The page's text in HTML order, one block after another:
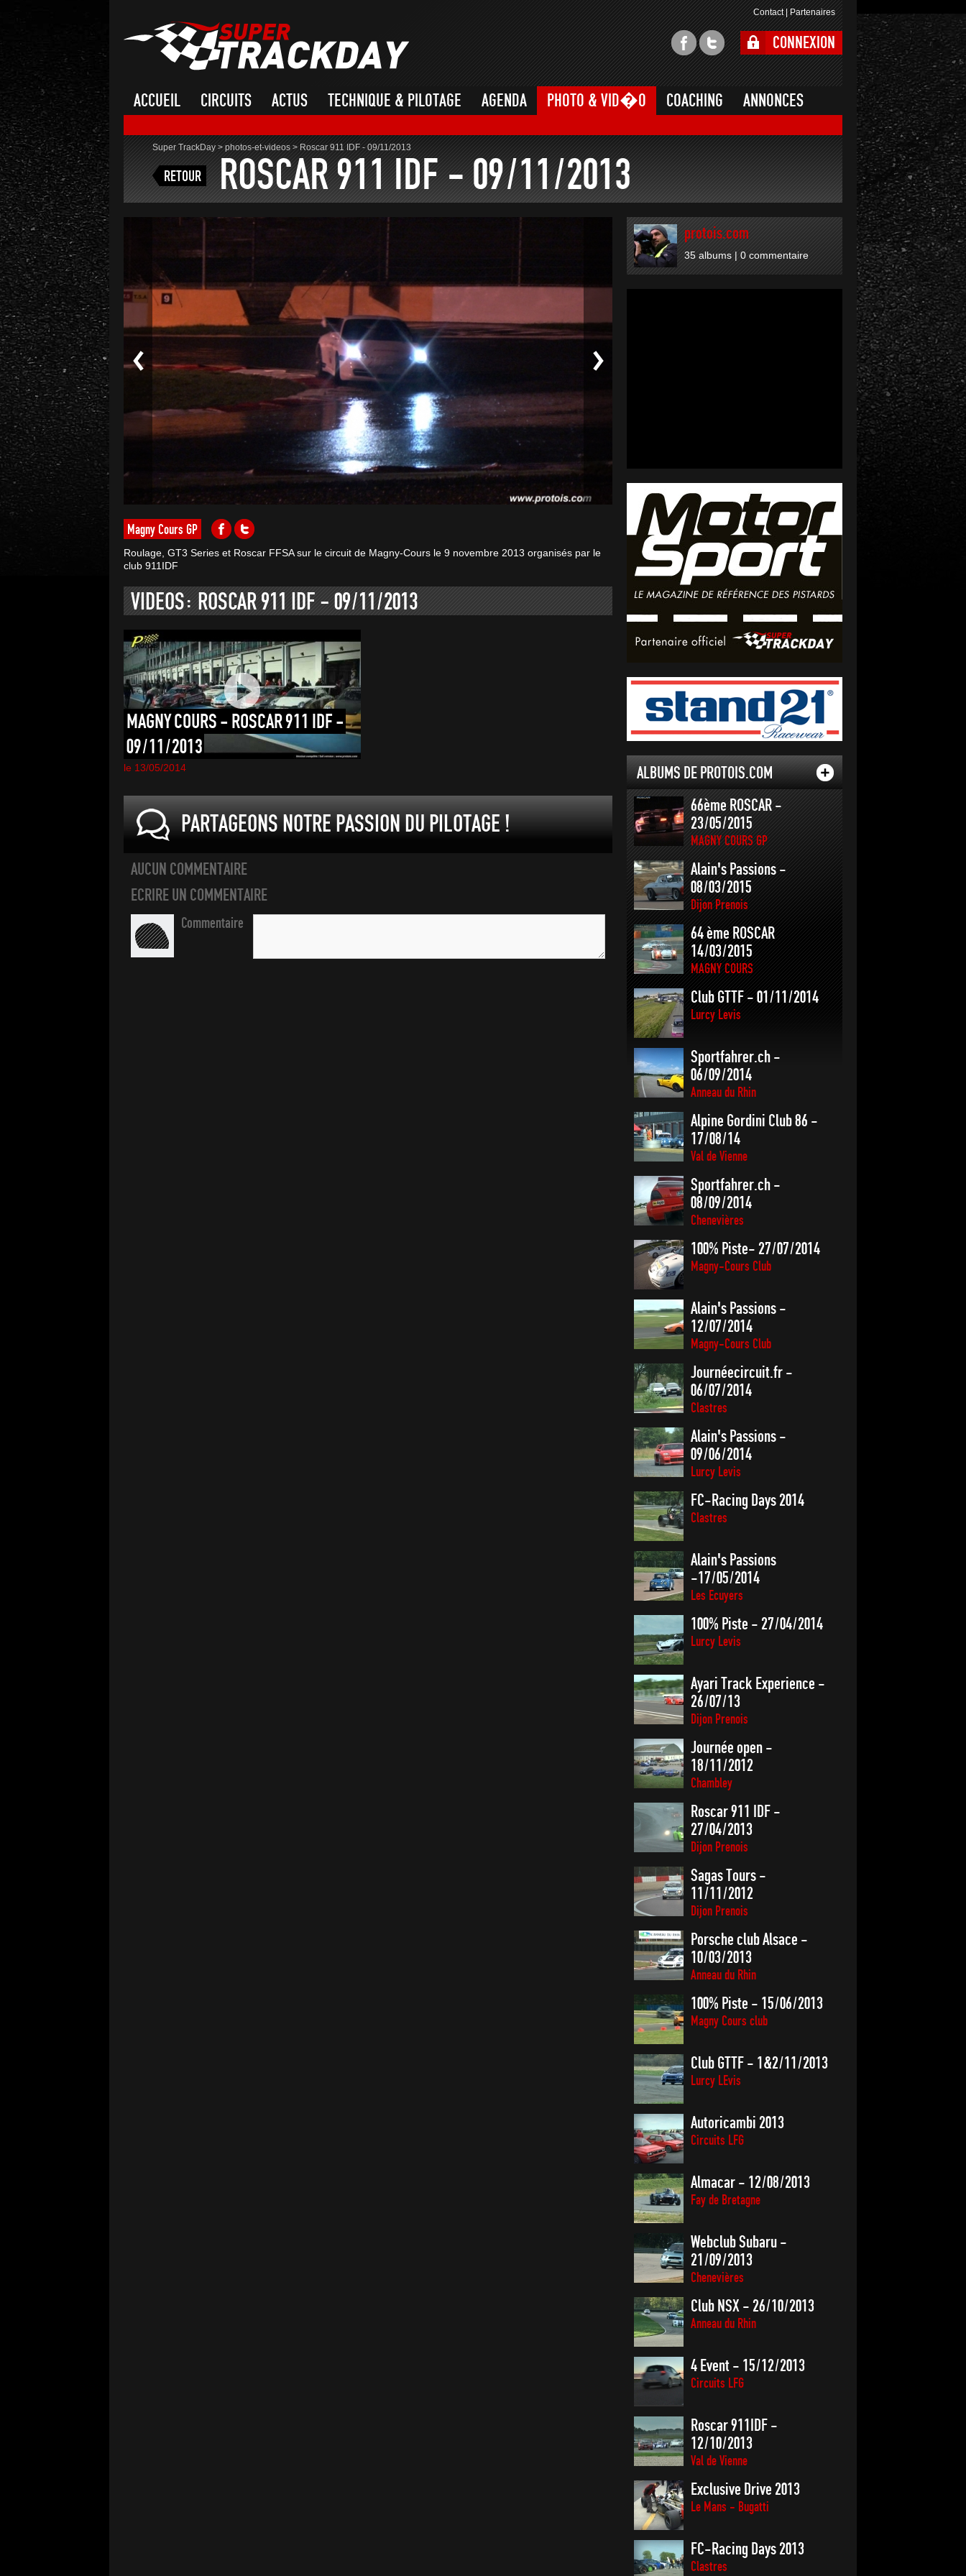
Contact|Partenaires
CONNEXION
ACCUEIL CIRCUITS ACTUS TECHNIQUE & PILOTAGE AGENDA PHOTO & VID�O COACHING ANNONCES
Super TrackDay>photos-et-videos>Roscar 911 IDF - 09/11/2013
RETOUR ROSCAR 911 IDF - 09/11/2013
Magny Cours GP
Roulage, GT3 Series et Roscar FFSA sur le circuit de Magny-Cours le 9 novembre 2013 organisés par le
club 911IDF
VIDEOS: ROSCAR 911 IDF - 09/11/2013
MAGNYCOURS - ROSCAR911 IDF -
09/11/2013
le 13/05/2014
PARTAGEONS NOTRE PASSION DU PILOTAGE !
AUCUN COMMENTAIRE
ECRIRE UN COMMENTAIRE
Commentaire
protois.com
35 albums | 0 commentaire
ALBUMS DE PROTOIS.COM
66ème ROSCAR -
23/05/2015
MAGNY COURS GP
Alain's Passions -
08/03/2015
Dijon Prenois
64 ème ROSCAR
14/03/2015
MAGNY COURS
Club GTTF - 01/11/2014
Lurcy Levis
Sportfahrer.ch -
06/09/2014
Anneau du Rhin
Alpine Gordini Club 86 -
17/08/14
Val de Vienne
Sportfahrer.ch -
08/09/2014
Chenevières
100% Piste- 27/07/2014
Magny-Cours Club
Alain's Passions -
12/07/2014
Magny-Cours Club
Journéecircuit.fr -
06/07/2014
Clastres
Alain's Passions -
09/06/2014
Lurcy Levis
FC-Racing Days 2014
Clastres
Alain's Passions
-17/05/2014
Les Ecuyers
100% Piste - 27/04/2014
Lurcy Levis
Ayari Track Experience -
26/07/13
Dijon Prenois
Journée open -
18/11/2012
Chambley
Roscar 911 IDF -
27/04/2013
Dijon Prenois
Sagas Tours -
11/11/2012
Dijon Prenois
Porsche club Alsace -
10/03/2013
Anneau du Rhin
100% Piste - 15/06/2013
Magny Cours club
Club GTTF - 1&2/11/2013
Lurcy LEvis
Autoricambi 2013
Circuits LFG
Almacar - 12/08/2013
Fay de Bretagne
Webclub Subaru -
21/09/2013
Chenevières
Club NSX - 26/10/2013
Anneau du Rhin
4 Event - 15/12/2013
Circuits LFG
Roscar 911IDF -
12/10/2013
Val de Vienne
Exclusive Drive 2013
Le Mans - Bugatti
FC-Racing Days 2013
Clastres